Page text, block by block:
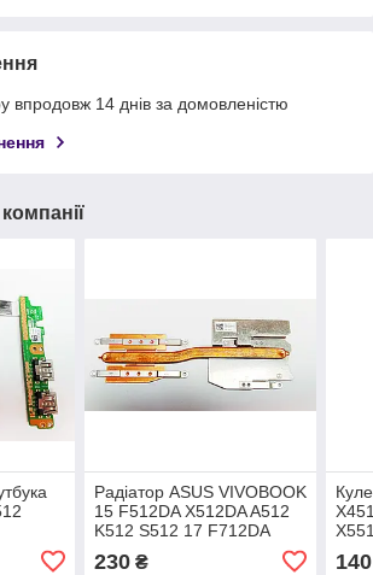
впродовж 14 днів за домовленістю
Радіатор ASUS VIVOBOOK
15 F512DA X512DA A512
K512 S512 17 F712DA
230₴ 140